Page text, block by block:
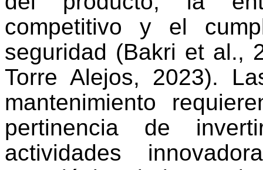
competitivo y el
seguridad (Bakri et al.,
Torre Alejos, 2023).
mantenimiento
pertinencia de
actividades